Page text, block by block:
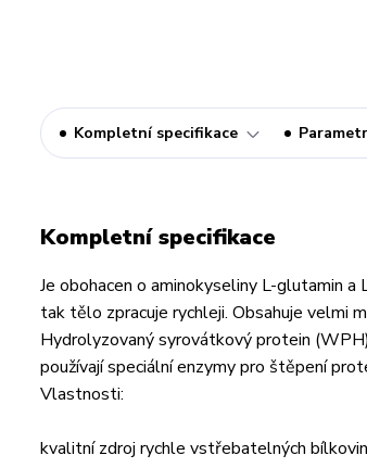
Kompletní specifikace
Kompletní specifikace
Je obohacen o aminokyseliny L-glutamin
tak tělo zpracuje rychleji. Obsahuje velmi
Hydrolyzovaný syrovátkový protein
používají speciální enzymy pro štěpení
Vlastnosti:
kvalitní zdroj rychle vstřebatelných bílkovin